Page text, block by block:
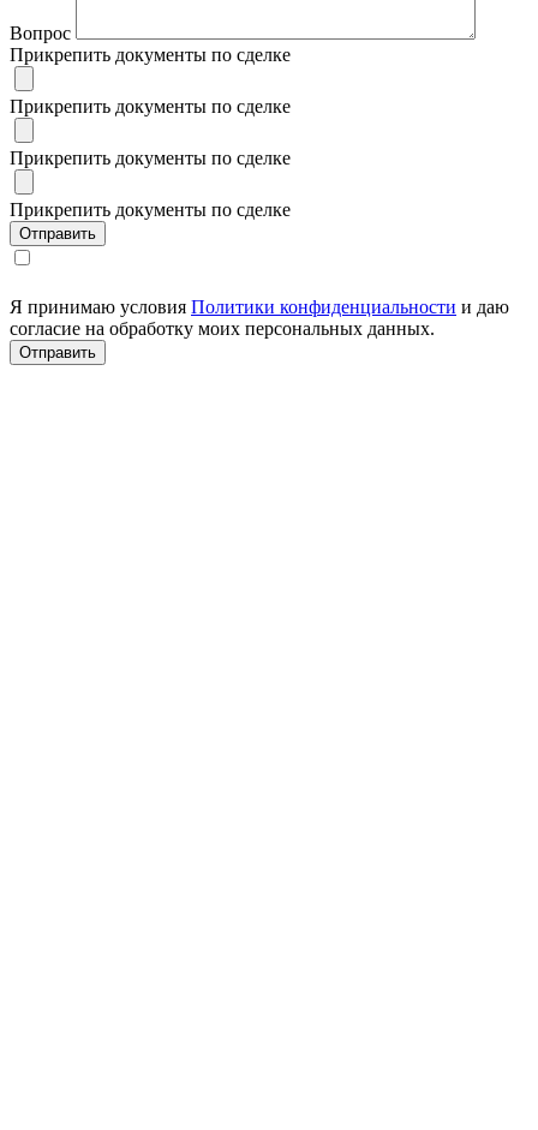
Вопрос
Прикрепить документы по сделке
Прикрепить документы по сделке
Прикрепить документы по сделке
Прикрепить документы по сделке
Я принимаю условия Политики конфиденциальности и даю
согласие на обработку моих персональных данных.